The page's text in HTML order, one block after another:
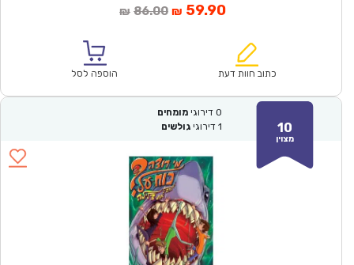
₪ 86.00המחיר
₪86.00.
₪ 59.90המחיר
הוא:
כתוב חוות דעת הוספה לסל
10
מצוין
0 דירוגי מומחים
1 דירוגי גולשים